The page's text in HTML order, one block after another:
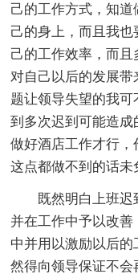
己的工作方式，知
己的身上，而且我
己的工作效率，而
对自己以后的发展
题让领导失望的我
到多次迟到可能造
做好酒店工作才行
这点都做不到的话未
既然明白上班迟
并在工作中予以改
中并用以激励以后
然得向领导保证不会